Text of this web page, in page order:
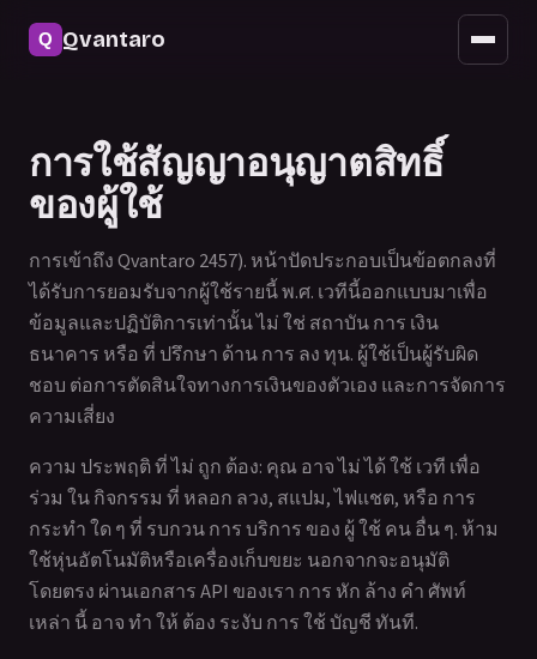
Qvantaro
การเข้าถึงบนมือถือ
คำถามที่พบบ่อย
การใช้สัญญาอนุญาตสิทธิ์
ของผู้ใช้
การเข้าถึง Qvantaro 2457). หน้าปัดประกอบเป็นข้อตกลงที่
ได้รับการยอมรับจากผู้ใช้รายนี้ พ.ศ. เวทีนี้ออกแบบมาเพื่อ
ข้อมูลและปฏิบัติการเท่านั้น ไม่ ใช่ สถาบัน การ เงิน
ธนาคาร หรือ ที่ ปรึกษา ด้าน การ ลง ทุน. ผู้ใช้เป็นผู้รับผิด
ชอบ ต่อการตัดสินใจทางการเงินของตัวเอง และการจัดการ
ความเสี่ยง
ความ ประพฤติ ที่ ไม่ ถูก ต้อง: คุณ อาจ ไม่ ได้ ใช้ เวที เพื่อ
ร่วม ใน กิจกรรม ที่ หลอก ลวง, สแปม, ไฟแชต, หรือ การ
กระทํา ใด ๆ ที่ รบกวน การ บริการ ของ ผู้ ใช้ คน อื่น ๆ. ห้าม
ใช้หุ่นอัตโนมัติหรือเครื่องเก็บขยะ นอกจากจะอนุมัติ
โดยตรง ผ่านเอกสาร API ของเรา การ หัก ล้าง คํา ศัพท์
เหล่า นี้ อาจ ทํา ให้ ต้อง ระงับ การ ใช้ บัญชี ทันที.